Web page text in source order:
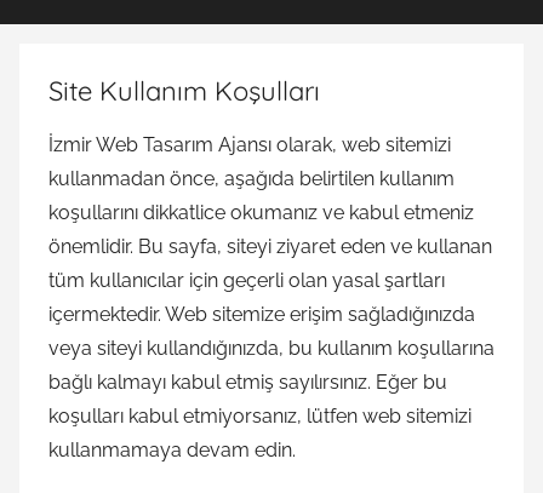
Site Kullanım Koşulları
İzmir Web Tasarım Ajansı olarak, web sitemizi
kullanmadan önce, aşağıda belirtilen kullanım
koşullarını dikkatlice okumanız ve kabul etmeniz
önemlidir. Bu sayfa, siteyi ziyaret eden ve kullanan
tüm kullanıcılar için geçerli olan yasal şartları
içermektedir. Web sitemize erişim sağladığınızda
veya siteyi kullandığınızda, bu kullanım koşullarına
bağlı kalmayı kabul etmiş sayılırsınız. Eğer bu
koşulları kabul etmiyorsanız, lütfen web sitemizi
kullanmamaya devam edin.